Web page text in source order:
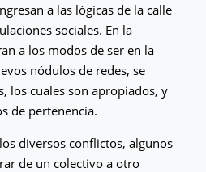
a las lógicas de la calle
sociales. En la
a los modos de ser en la
nódulos de redes, se
los cuales son apropiados, y
de pertenencia.
diversos conflictos, algunos
de un colectivo a otro